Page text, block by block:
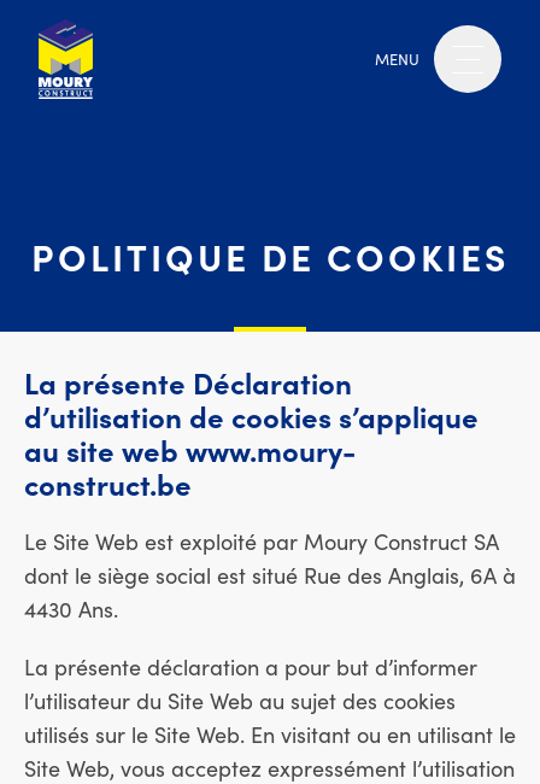
MENU
POLITIQUE DE COOKIES
La présente Déclaration
d’utilisation de cookies s’applique
au site web www.moury-
construct.be
Le Site Web est exploité par Moury Construct SA
dont le siège social est situé Rue des Anglais, 6A à
4430 Ans.
La présente déclaration a pour but d’informer
l’utilisateur du Site Web au sujet des cookies
utilisés sur le Site Web. En visitant ou en utilisant le
Site Web, vous acceptez expressément l’utilisation